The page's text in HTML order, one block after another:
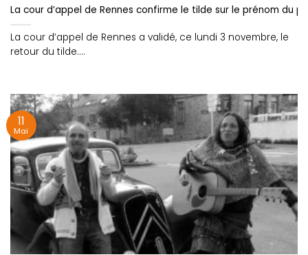
La cour d’appel de Rennes confirme le tilde sur le prénom du
La cour d’appel de Rennes a validé, ce lundi 3 novembre, le
retour du tilde....
11
Mai